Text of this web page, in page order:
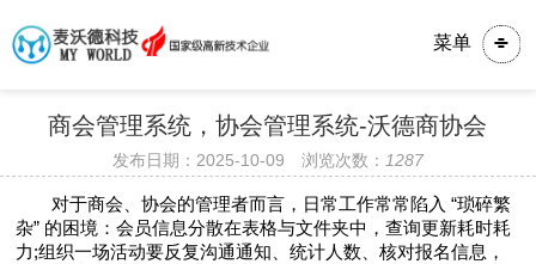
菜单
商会管理系统，协会管理系统-沃德商协会
发布日期：2025-10-09 浏览次数： 1287
对于商会、协会的管理者而言，日常工作常常陷入 “琐碎繁
杂” 的困境：会员信息分散在表格与文件夹中，查询更新耗时耗
力;组织一场活动要反复沟通通知、统计人数、核对报名信息，